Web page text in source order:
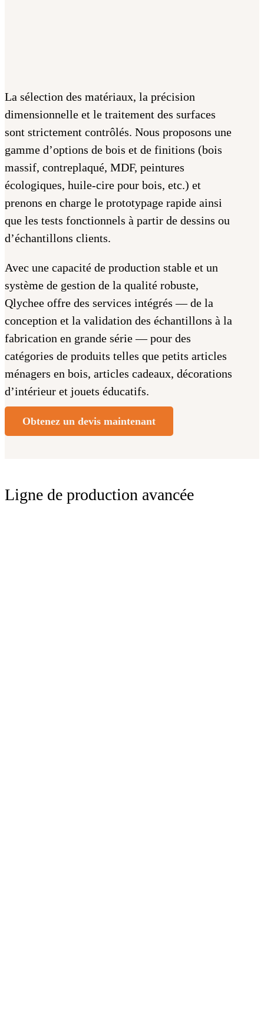
La sélection des matériaux, la précision
dimensionnelle et le traitement des surfaces
sont strictement contrôlés. Nous proposons une
gamme d’options de bois et de finitions (bois
massif, contreplaqué, MDF, peintures
écologiques, huile-cire pour bois, etc.) et
prenons en charge le prototypage rapide ainsi
que les tests fonctionnels à partir de dessins ou
d’échantillons clients.
Avec une capacité de production stable et un
système de gestion de la qualité robuste,
Qlychee offre des services intégrés — de la
conception et la validation des échantillons à la
fabrication en grande série — pour des
catégories de produits telles que petits articles
ménagers en bois, articles cadeaux, décorations
d’intérieur et jouets éducatifs.
Obtenez un devis maintenant
Ligne de production avancée